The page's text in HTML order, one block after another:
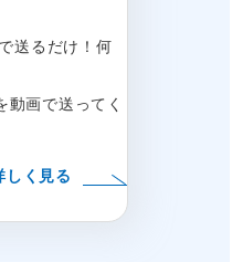
送るだけ！何
動画で送ってく
しく見る